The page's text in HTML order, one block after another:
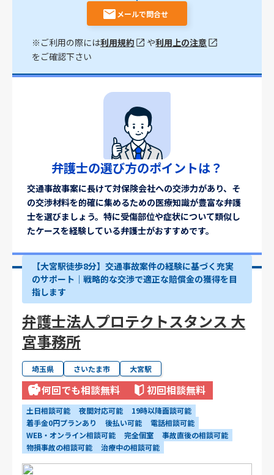
メールで問合せ
※ご利用の際には利用規約 や利用上の注意
をご確認下さい
弁護士の選び方のポイントは？
交通事故事案に長けて対保険会社への交渉力があり、そ
の交渉材料を的確に集めるための医療知識が豊富な弁護
士を選びましょう。特に受傷部位や症状について類似し
たケースを経験している弁護士がおすすめです。
【大宮駅徒歩8分】交通事故案件の経験に基づく充実
のサポート｜戦略的な交渉で適正な賠償金の獲得を目
指します
弁護士法人プロテクトスタンス 大
宮事務所
埼玉県 さいたま市 大宮駅
何回でも相談無料 初回相談無料
土日相談可能 夜間対応可能
19時以降面談可能
着手金0円プランあり
後払い可能
電話相談可能
WEB・オンライン相談可能
完全個室
事故直後の相談可能
物損事故の相談可能
治療中の相談可能